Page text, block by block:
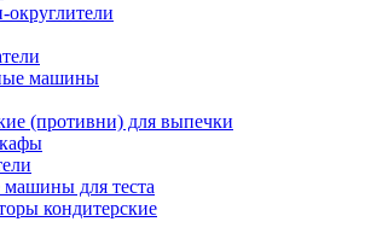
округлители
машины
(противни) для выпечки
для теста
кондитерские